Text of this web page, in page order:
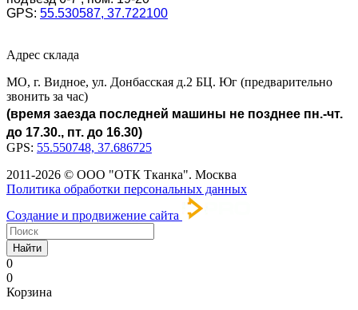
GPS: 55.530587, 37.722100
Адрес склада
МО, г. Видное, ул. Донбасская д.2 БЦ. Юг (предварительно
звонить за час)
(время заезда последней машины не позднее пн.-чт.
до 17.30., пт. до 16.30)
GPS: 55.550748, 37.686725
2011-2026 © ООО "ОТК Тканка". Москва
Политика обработки персональных данных
Создание и продвижение сайта
Найти
0
0
Корзина